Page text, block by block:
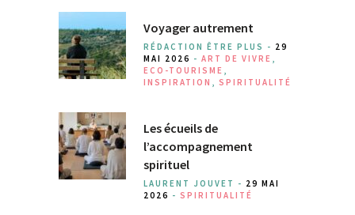
Voyager autrement
RÉDACTION ÊTRE PLUS - 29
MAI 2026 - ART DE VIVRE ,
ECO-TOURISME ,
INSPIRATION , SPIRITUALITÉ
Les écueils de
l’accompagnement
spirituel
LAURENT JOUVET - 29 MAI
2026 - SPIRITUALITÉ